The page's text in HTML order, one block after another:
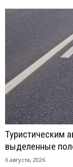
Туристическим
выделенные
6 августа, 2026